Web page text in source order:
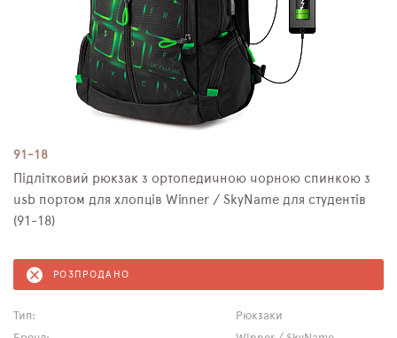
91-18
Підлітковий рюкзак з ортопедичною чорною спинкою з
usb портом для хлопців Winner / SkyName для студентів
(91-18)
РОЗПРОДАНО
Тип:
Рюкзаки